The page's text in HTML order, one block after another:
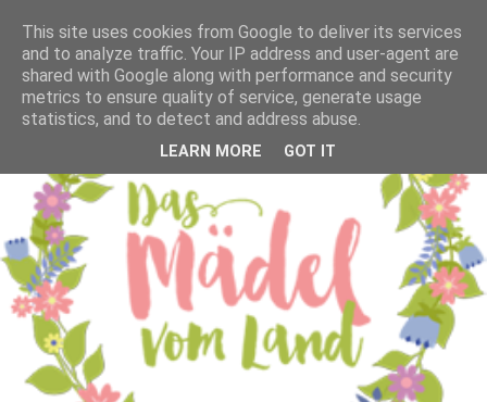
This site uses cookies from Google to deliver its services
and to analyze traffic. Your IP address and user-agent are
shared with Google along with performance and security
metrics to ensure quality of service, generate usage
statistics, and to detect and address abuse.
LEARN MORE GOT IT